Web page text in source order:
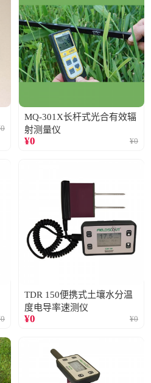
0
MQ-301X长杆式光合有效辐
射测量仪
¥0 ¥0
0
TDR 150便携式土壤水分温
度电导率速测仪
¥0 ¥0